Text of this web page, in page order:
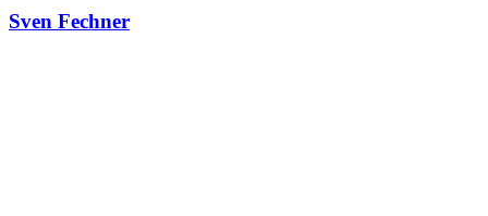
Sven Fechner